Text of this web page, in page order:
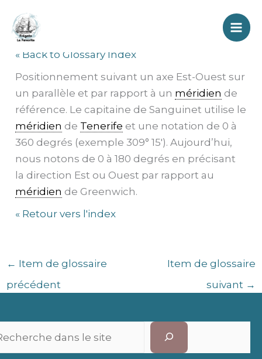
contenu
Longitude
« Back to Glossary Index
Positionnement suivant un axe Est-Ouest sur
un parallèle et par rapport à un méridien de
référence. Le capitaine de Sanguinet utilise le
méridien de Tenerife et une notation de 0 à
360 degrés (exemple 309° 15′). Aujourd’hui,
nous notons de 0 à 180 degrés en précisant
la direction Est ou Ouest par rapport au
méridien de Greenwich.
« Retour vers l'index
← Item de glossaire
précédent
Item de glossaire
suivant →